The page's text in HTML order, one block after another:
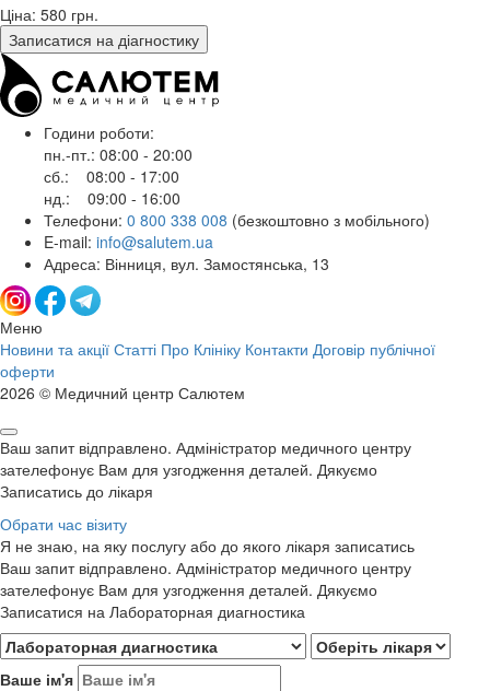
Ціна: 580 грн.
Записатися на діагностику
Години роботи:
пн.-пт.: 08:00 - 20:00
сб.: 08:00 - 17:00
нд.: 09:00 - 16:00
Телефони: 0 800 338 008 (безкоштовно з мобільного)
E-mail: info@salutem.ua
Адреса: Вінниця, вул. Замостянська, 13
Меню
Новини та акції Статті Про Клініку Контакти Договір публічної
оферти
2026 © Медичний центр Салютем
Ваш запит відправлено. Адміністратор медичного центру
зателефонує Вам для узгодження деталей. Дякуємо
Записатись до лікаря
Обрати час візиту
Я не знаю, на яку послугу або до якого лікаря записатись
Ваш запит відправлено. Адміністратор медичного центру
зателефонує Вам для узгодження деталей. Дякуємо
Записатися на Лабораторная диагностика
Ваше ім'я